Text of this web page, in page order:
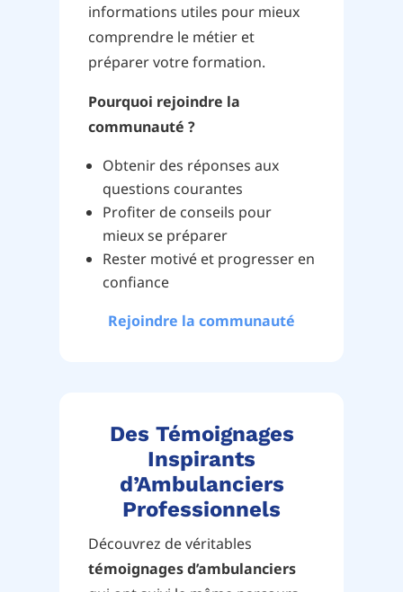
informations utiles pour mieux
comprendre le métier et
préparer votre formation.
Pourquoi rejoindre la
communauté ?
Obtenir des réponses aux
questions courantes
Profiter de conseils pour
mieux se préparer
Rester motivé et progresser en
confiance
Rejoindre la communauté
Des Témoignages
Inspirants
d’Ambulanciers
Professionnels
Découvrez de véritables
témoignages d’ambulanciers